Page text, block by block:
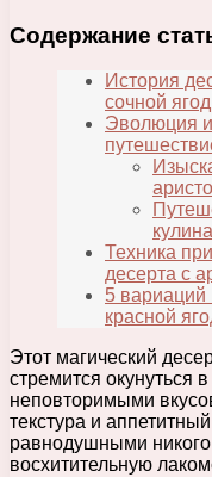
Содержание
История
сочной
Эволюция
Техника
десерта с
5
красной
Этот магический
стремится окунуться
неповторимыми
текстура и
равнодушными
восхитительную